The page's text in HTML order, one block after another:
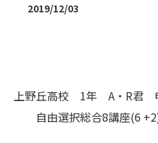
2019/12/03
上野丘高校 1年 A・R君
自由選択総合8講座(6